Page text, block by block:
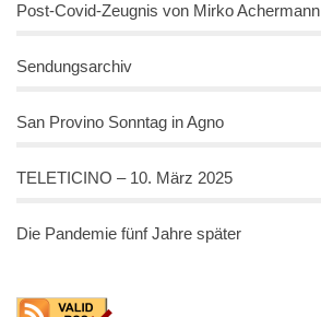
Post-Covid-Zeugnis von Mirko Achermann
Sendungsarchiv
San Provino Sonntag in Agno
TELETICINO – 10. März 2025
Die Pandemie fünf Jahre später